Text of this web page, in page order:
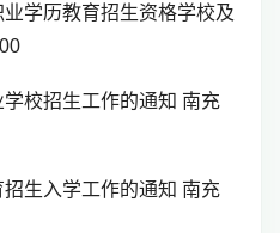
学历教育招生资格学校及
校招生工作的通知 南充
生入学工作的通知 南充